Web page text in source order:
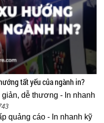
tất yếu của ngành in?
dễ thương - In nhanh
quảng cáo - In nhanh kỹ